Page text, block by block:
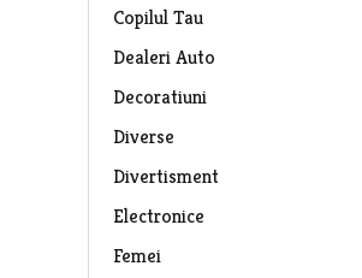
Copilul Tau
Dealeri Auto
Decoratiuni
Diverse
Divertisment
Electronice
Femei